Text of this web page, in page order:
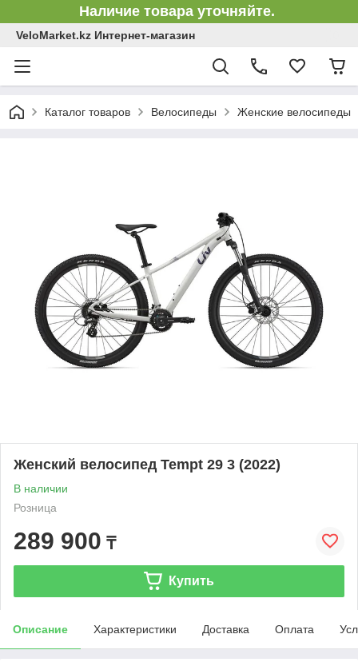
Наличие товара уточняйте.
VeloMarket.kz Интернет-магазин
Каталог товаров Велосипеды Женские велосипеды
Женский велосипед Tempt 29 3 (2022)
В наличии
Розница
289 900 ₸
Купить
Описание Характеристики Доставка Оплата